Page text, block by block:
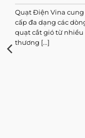
Quạt Điện Vina cung
cấp đa dạng các
quạt cắt gió từ nhiều
thương [...]